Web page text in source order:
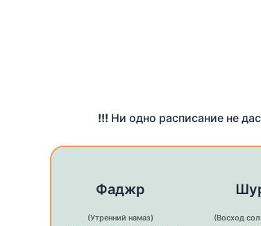
!!! Ни одно расписание не
Фаджр
(Утренний намаз)
(Восход